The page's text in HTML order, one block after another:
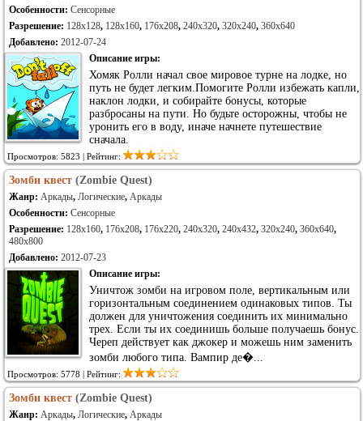
Особенности: Сенсорные
Разрешение: 128x128, 128x160, 176x208, 240x320, 320x240, 360x640
Добавлено: 2012-07-24
Описание игры:
Хомяк Ролли начал свое мировое турне на лодке, но
путь не будет легким.Помогите Ролли избежать капли,
наклон лодки, и собирайте бонусы, которые
разбросаны на пути. Но будьте осторожны, чтобы не
уронить его в воду, иначе начнете путешествие
сначала.
Просмотров: 5823 | Рейтинг:
Зомби квест (Zombie Quest)
Жанр: Аркады, Логические, Аркады
Особенности: Сенсорные
Разрешение: 128x160, 176x208, 176x220, 240x320, 240x432, 320x240, 360x640,
480x800
Добавлено: 2012-07-23
Описание игры:
Уничтож зомби на игровом поле, вертикальным или
горизонтальным соединением одинаковых типов. Ты
должен для уничтожения соединить их минимально
трех. Если ты их соединишь больше получаешь бонус.
Череп действует как джокер и можешь ним заменить
зомби любого типа. Вампир де�...
Просмотров: 5778 | Рейтинг:
Зомби квест (Zombie Quest)
Жанр: Аркады, Логические, Аркады